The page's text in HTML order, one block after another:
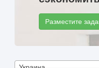
Разместите